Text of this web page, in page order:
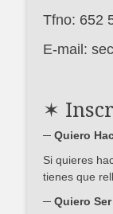
Tfno: 652
E-mail:
✶
─ Quiero
Si quieres
tienes que
─ Quiero